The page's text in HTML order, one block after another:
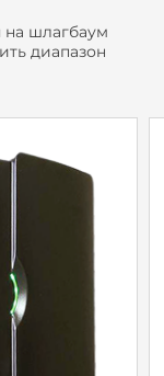
на шлагбаум
диапазон